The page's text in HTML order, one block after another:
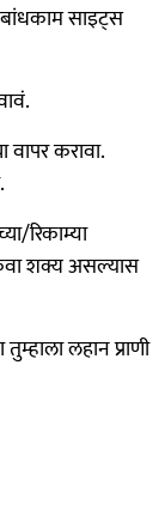
साइट्स
वापर करावा.
रिकाम्या
शक्य असल्यास
लहान प्राणी